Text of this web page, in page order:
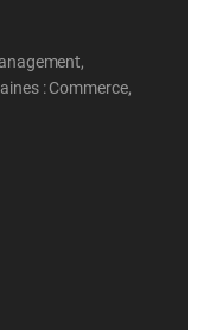
: Commerce,